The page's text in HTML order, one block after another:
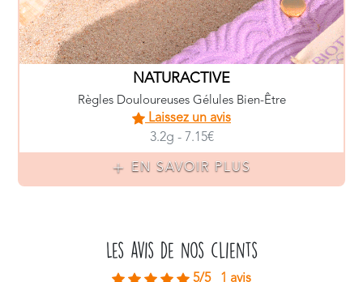
NATURACTIVE
Règles Douloureuses Gélules Bien-Être
Laissez un avis
3.2g - 7.15€
EN SAVOIR PLUS
Les avis de nos clients
5/5 1 avis